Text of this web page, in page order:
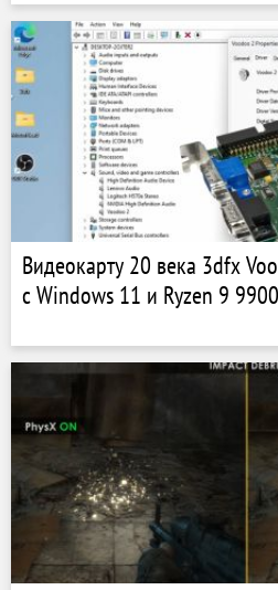
Видеокарту 20 века 3dfx
с Windows 11 и Ryzen 9